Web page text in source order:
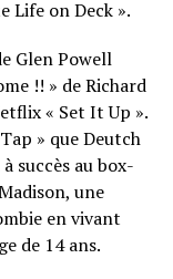
Life on Deck ».
Glen Powell
!! » de Richard
« Set It Up ».
» que Deutch
succès au box-
une
en vivant
de 14 ans.